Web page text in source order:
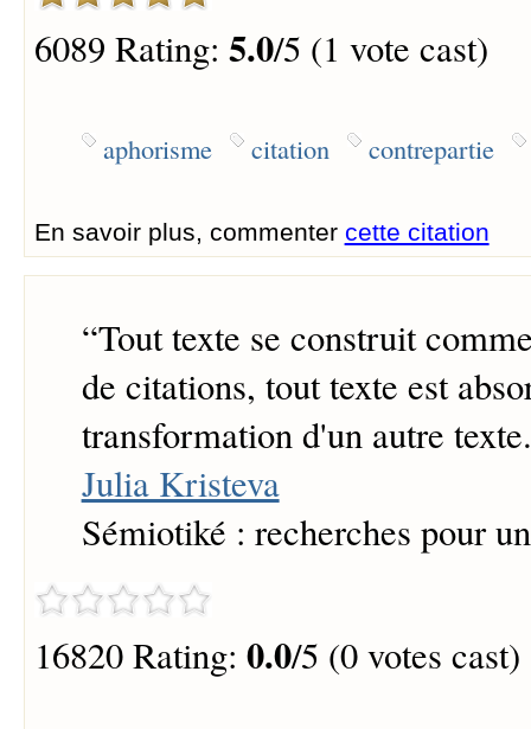
6089 Rating: 5.0/5 (1 vote cast)
aphorisme citation contrepartie
En savoir plus, commenter cette citation
“Tout texte se construit
de citations, tout texte est
transformation d'un autre texte.
Julia Kristeva
Sémiotiké : recherches pour
16820 Rating: 0.0/5 (0 votes cast)